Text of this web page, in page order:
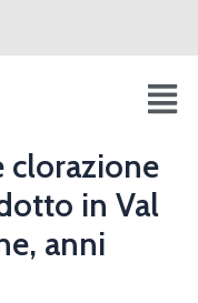
clorazione
in Val
anni